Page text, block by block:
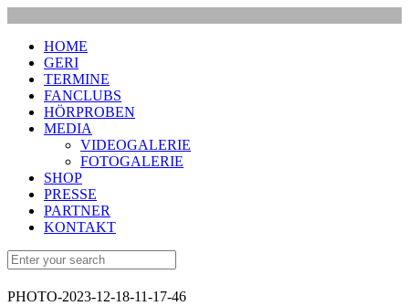
HOME
GERI
TERMINE
FANCLUBS
HÖRPROBEN
MEDIA
VIDEOGALERIE
FOTOGALERIE
SHOP
PRESSE
PARTNER
KONTAKT
PHOTO-2023-12-18-11-17-46